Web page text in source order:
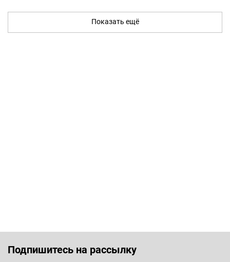
Показать ещё
Подпишитесь на рассылку